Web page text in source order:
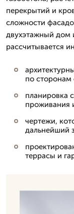
перекрытий и
сложности
двухэтажный дом
рассчитывается
по сторонам
планировка
проживания
чертежи,
дальнейший
террасы и